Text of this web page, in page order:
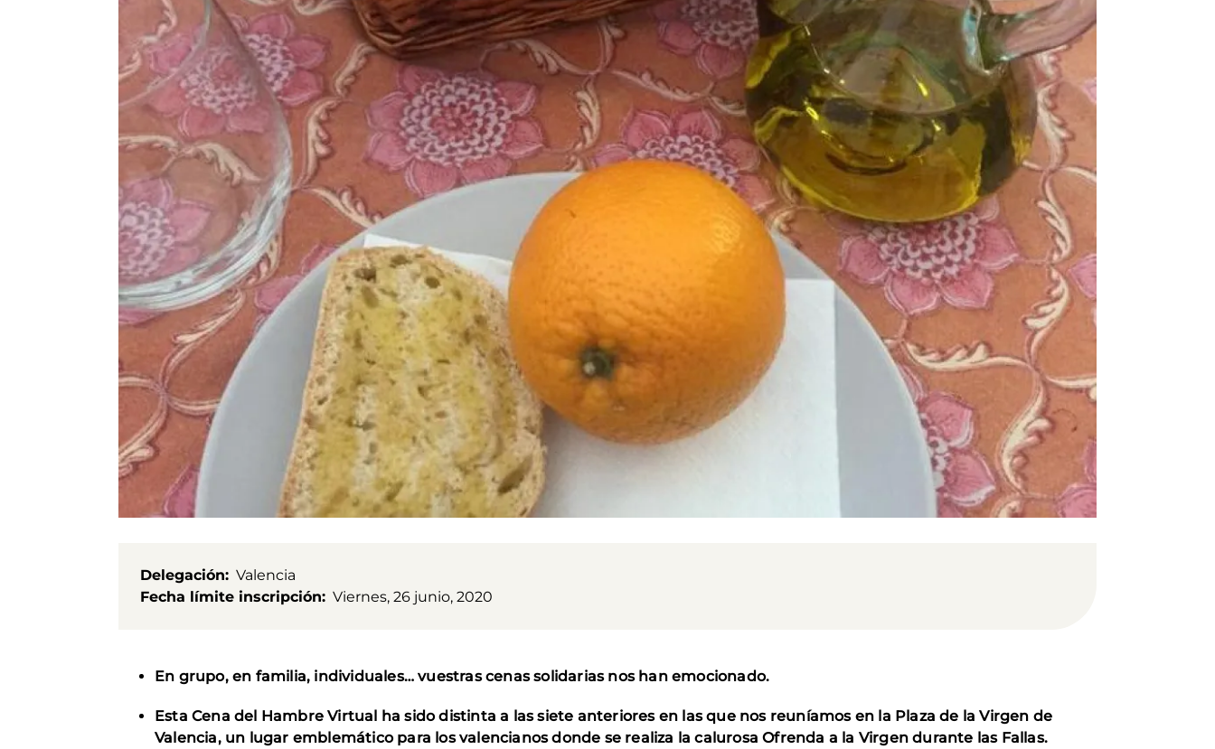
Delegación
Valencia
Fecha límite inscripción
Viernes, 26 junio, 2020
En grupo, en familia, individuales… vuestras cenas solidarias nos han emocionado.
Esta Cena del Hambre Virtual ha sido distinta a las siete anteriores en las que nos reuníamos en la Plaza de la Virgen de
Valencia, un lugar emblemático para los valencianos donde se realiza la calurosa Ofrenda a la Virgen durante las Fallas.